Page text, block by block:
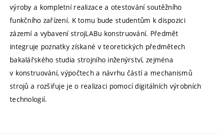
výroby a kompletní realizace a otestování soutěžního
funkčního zařízení. K tomu bude studentům k dispozici
zázemí a vybavení strojLABu konstruování. Předmět
integruje poznatky získané v teoretických předmětech
bakalářského studia strojního inženýrství, zejména
v konstruování, výpočtech a návrhu částí a mechanismů
strojů a rozšiřuje je o realizaci pomocí digitálních výrobních
technologií.